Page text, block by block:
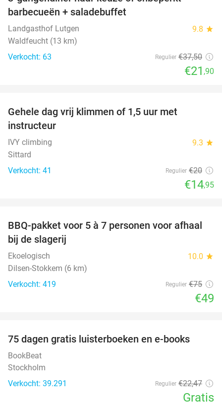
barbecueën + saladebuffet
Landgasthof Lutgen 9.8 star
Waldfeucht (13 km)
Verkocht: 63
Regulier €37,50
€21 ,90
Gehele dag vrij klimmen of 1,5 uur met
instructeur
IVY climbing 9.3 star
Sittard
Verkocht: 41
Regulier €20
€14,95
35%
BBQ-pakket voor 5 à 7 personen voor afhaal
bij de slagerij
Ekoelogisch 10.0 star
Dilsen-Stokkem (6 km)
Verkocht: 419
Regulier €75
€49
75 dagen gratis luisterboeken en e-books
BookBeat
Stockholm
Verkocht: 39.291
Regulier €22,47
Gratis